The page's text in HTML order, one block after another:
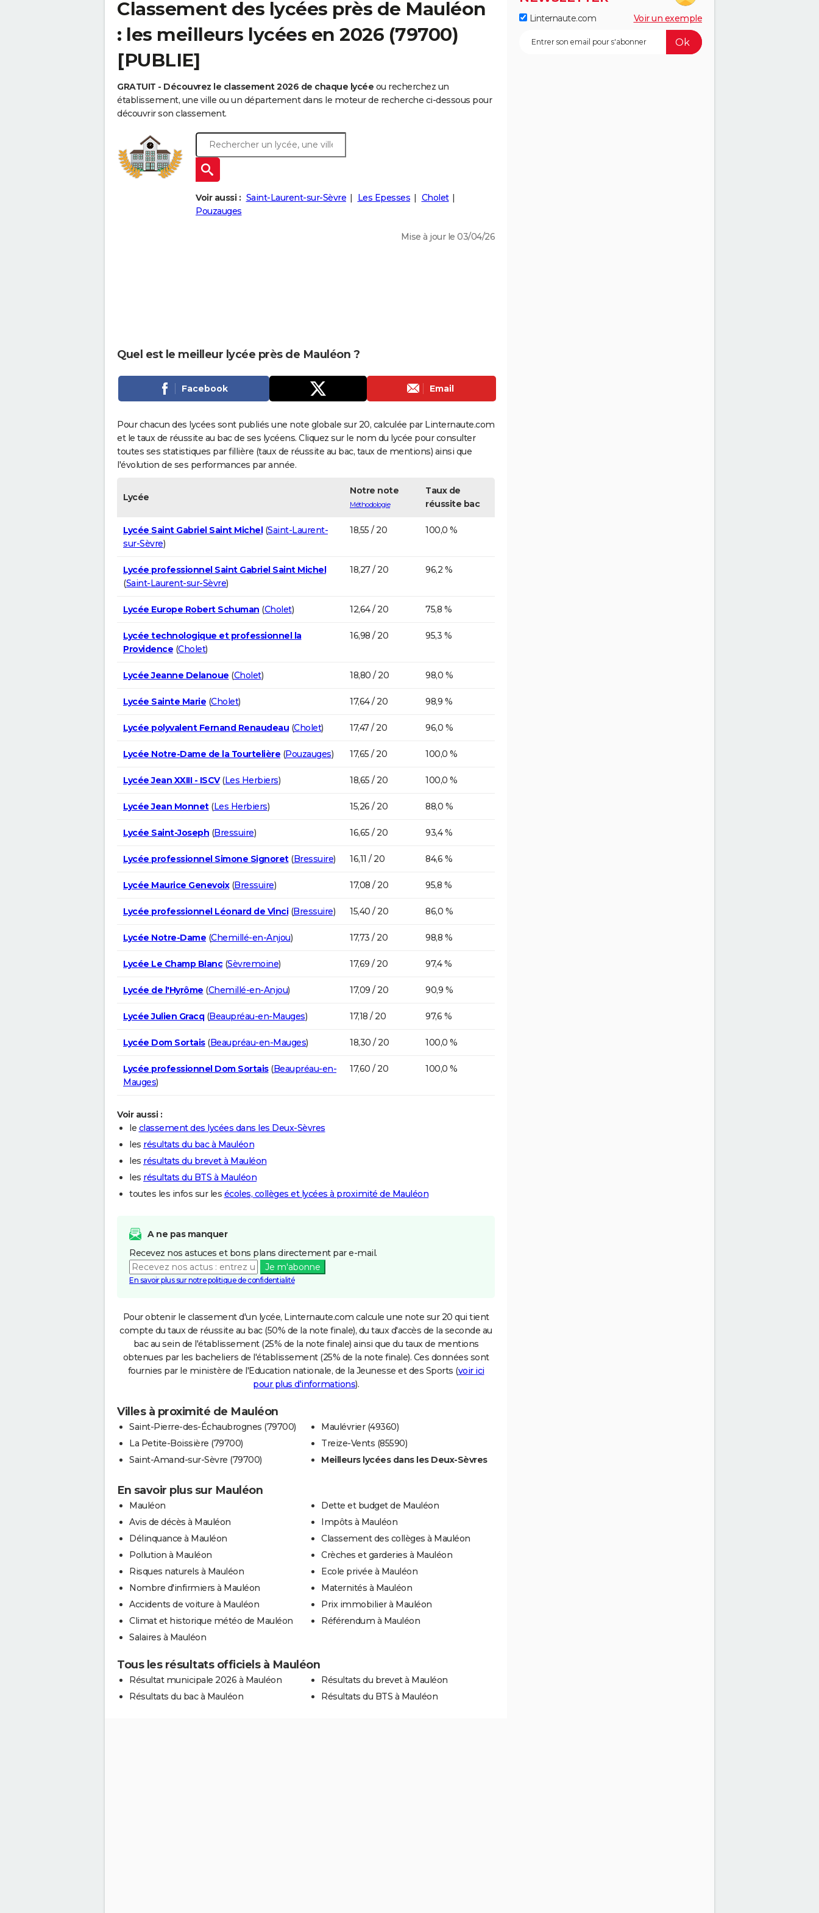
Classement des lycées près de Mauléon
: les meilleurs lycées en 2026 (79700)
[PUBLIE]
GRATUIT - Découvrez le classement 2026 de chaque lycée ou recherchez un
établissement, une ville ou un département dans le moteur de recherche ci-dessous pour
découvrir son classement.
Voir aussi : Saint-Laurent-sur-Sèvre Les Epesses
Cholet
Pouzauges
Mise à jour le 03/04/26
Quel est le meilleur lycée près de Mauléon ?
Facebook Email
Pour chacun des lycées sont publiés une note globale sur 20, calculée par Linternaute.com
et le taux de réussite au bac de ses lycéens. Cliquez sur le nom du lycée pour consulter
toutes ses statistiques par fillière (taux de réussite au bac, taux de mentions) ainsi que
l'évolution de ses performances par année.
Lycée
Notre note
Méthodologie
Taux de
réussite bac
Lycée Saint Gabriel Saint Michel(Saint-Laurent-
sur-Sèvre)
18,55 / 20 100,0 %
Lycée professionnel Saint Gabriel Saint Michel
(Saint-Laurent-sur-Sèvre)
18,27 / 20 96,2 %
Lycée Europe Robert Schuman (Cholet) 12,64 / 20 75,8 %
Lycée technologique et professionnel la
Providence (Cholet)
16,98 / 20 95,3 %
Lycée Jeanne Delanoue (Cholet) 18,80 / 20 98,0 %
Lycée Sainte Marie (Cholet) 17,64 / 20 98,9 %
Lycée polyvalent Fernand Renaudeau (Cholet) 17,47 / 20 96,0 %
Lycée Notre-Dame de la Tourtelière (Pouzauges) 17,65 / 20 100,0 %
Lycée Jean XXIII - ISCV(Les Herbiers) 18,65 / 20 100,0 %
Lycée Jean Monnet(Les Herbiers) 15,26 / 20 88,0 %
Lycée Saint-Joseph (Bressuire) 16,65 / 20 93,4 %
Lycée professionnel Simone Signoret(Bressuire) 16,11 / 20 84,6 %
Lycée Maurice Genevoix(Bressuire) 17,08 / 20 95,8 %
Lycée professionnel Léonard de Vinci(Bressuire) 15,40 / 20 86,0 %
Lycée Notre-Dame (Chemillé-en-Anjou) 17,73 / 20 98,8 %
Lycée Le Champ Blanc(Sèvremoine) 17,69 / 20 97,4 %
Lycée de l'Hyrôme (Chemillé-en-Anjou) 17,09 / 20 90,9 %
Lycée Julien Gracq(Beaupréau-en-Mauges) 17,18 / 20 97,6 %
Lycée Dom Sortais(Beaupréau-en-Mauges) 18,30 / 20 100,0 %
Lycée professionnel Dom Sortais(Beaupréau-en-
Mauges)
17,60 / 20 100,0 %
Voir aussi :
le classement des lycées dans les Deux-Sèvres
les résultats du bac à Mauléon
les résultats du brevet à Mauléon
les résultats du BTS à Mauléon
toutes les infos sur les écoles, collèges et lycées à proximité de Mauléon
A ne pas manquer
Recevez nos astuces et bons plans directement par e-mail.
Je m'abonne
En savoir plus sur notre politique de confidentialité
Pour obtenir le classement d'un lycée, Linternaute.com calcule une note sur 20 qui tient
compte du taux de réussite au bac (50% de la note finale), du taux d'accès de la seconde au
bac au sein de l'établissement (25% de la note finale) ainsi que du taux de mentions
obtenues par les bacheliers de l'établissement (25% de la note finale). Ces données sont
fournies par le ministère de l'Education nationale, de la Jeunesse et des Sports (voir ici
pour plus d'informations).
Villes à proximité de Mauléon
Saint-Pierre-des-Échaubrognes (79700)
La Petite-Boissière (79700)
Saint-Amand-sur-Sèvre (79700)
Maulévrier (49360)
Treize-Vents (85590)
Meilleurs lycées dans les Deux-Sèvres
En savoir plus sur Mauléon
Mauléon
Avis de décès à Mauléon
Délinquance à Mauléon
Pollution à Mauléon
Risques naturels à Mauléon
Nombre d'infirmiers à Mauléon
Accidents de voiture à Mauléon
Climat et historique météo de Mauléon
Salaires à Mauléon
Dette et budget de Mauléon
Impôts à Mauléon
Classement des collèges à Mauléon
Crèches et garderies à Mauléon
Ecole privée à Mauléon
Maternités à Mauléon
Prix immobilier à Mauléon
Référendum à Mauléon
Tous les résultats officiels à Mauléon
Résultat municipale 2026 à Mauléon
Résultats du bac à Mauléon
Résultats du brevet à Mauléon
Résultats du BTS à Mauléon
Linternaute.com Voir un exemple